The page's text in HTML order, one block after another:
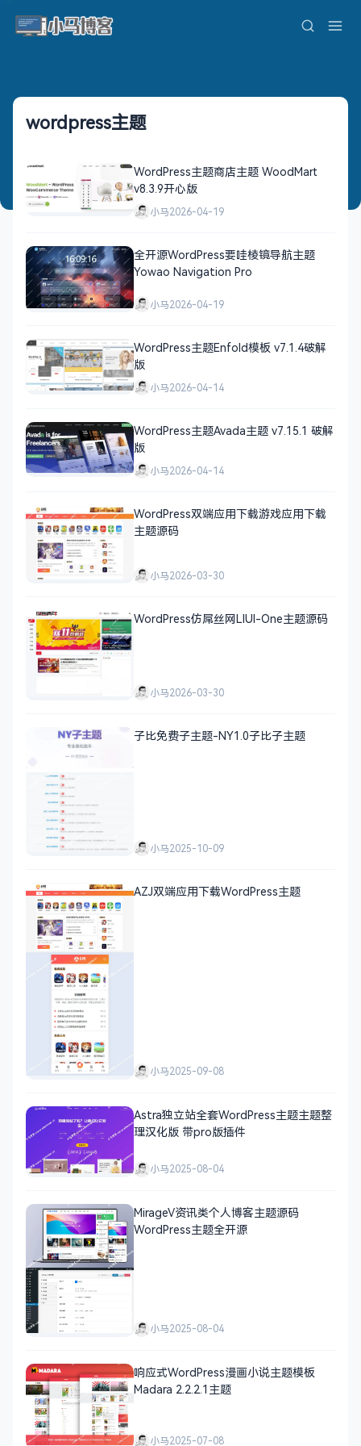
wordpress主题
WordPress主题商店主题 WoodMart
v8.3.9开心版
小马2026-04-19
全开源WordPress要哇棱镜导航主题
Yowao Navigation Pro
小马2026-04-19
WordPress主题Enfold模板 v7.1.4破解
版
小马2026-04-14
WordPress主题Avada主题 v7.15.1 破解
版
小马2026-04-14
WordPress双端应用下载游戏应用下载
主题源码
小马2026-03-30
WordPress仿屌丝网LIUI-One主题源码
小马2026-03-30
子比免费子主题-NY1.0子比子主题
小马2025-10-09
AZJ双端应用下载WordPress主题
小马2025-09-08
Astra独立站全套WordPress主题主题整
理汉化版 带pro版插件
小马2025-08-04
MirageV资讯类个人博客主题源码
WordPress主题全开源
小马2025-08-04
响应式WordPress漫画小说主题模板
Madara 2.2.2.1主题
小马2025-07-08